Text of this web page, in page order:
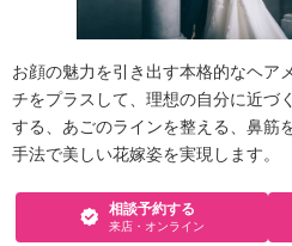
お顔の魅力を引き出す本格的なヘア
チをプラスして、理想の自分に近づ
する、あごのラインを整える、鼻筋
手法で美しい花嫁姿を実現します。
相談予約する
来店・オンライン